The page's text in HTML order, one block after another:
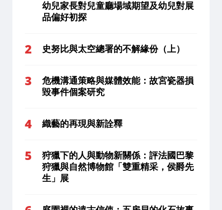
幼兒家長對兒童廳場域期望及幼兒對展
品偏好初探
史努比與太空總署的不解緣份（上）
危機溝通策略與媒體效能：故宮瓷器損
毀事件個案研究
織藝的再現與新詮釋
狩獵下的人與動物新關係：評法國巴黎
狩獵與自然博物館「雙重精采，侯爵先
生」展